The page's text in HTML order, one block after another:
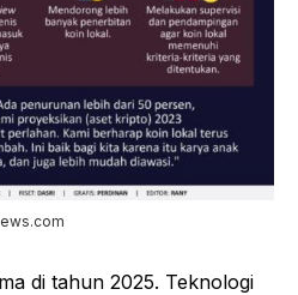
di tahun 2025. Teknologi